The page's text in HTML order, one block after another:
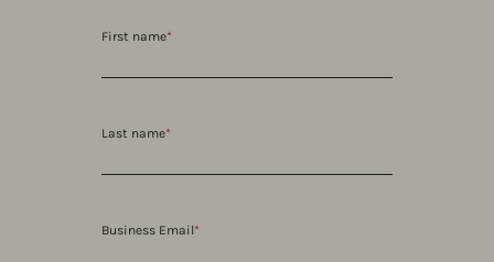
First name*
Last name*
Business Email*